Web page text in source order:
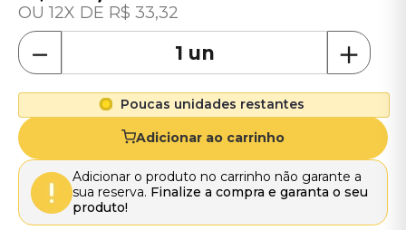
12 R$ 33,32
＋
－
Poucas unidades restantes
Adicionar ao carrinho
Adicionar o produto no carrinho não garante a
sua reserva. Finalize a compra e garanta o seu
produto!